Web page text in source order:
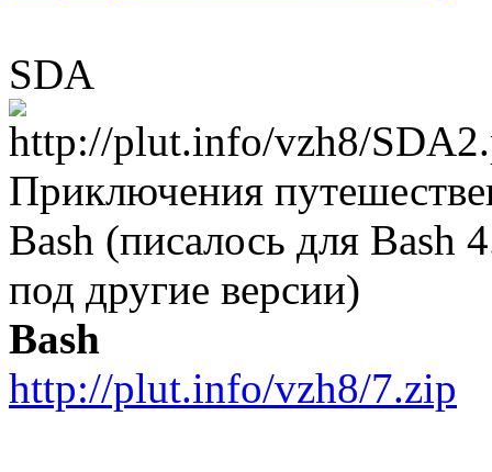
SDA
Приключения
Bash (писалось для Bash
под другие версии)
Bash
http://plut.info/vzh8/7.zip